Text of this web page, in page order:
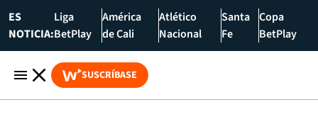
ES
NOTICIA:
Liga
BetPlay
América
de Cali
Atlético
Nacional
Santa
Fe
Copa
BetPlay
SUSCRÍBASE